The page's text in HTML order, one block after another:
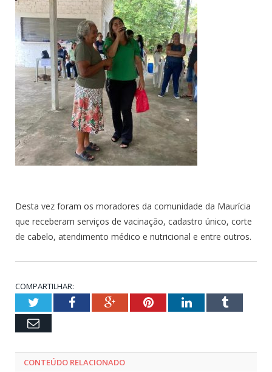
Desta vez foram os moradores da comunidade da Maurícia
que receberam serviços de vacinação, cadastro único, corte
de cabelo, atendimento médico e nutricional e entre outros.
COMPARTILHAR:
TwitterFacebookGoogle+PinterestLinkedInTumblr
Email
CONTEÚDO RELACIONADO